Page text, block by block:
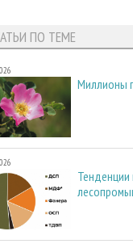
ПО ТЕМЕ
Миллионы
Тенденции